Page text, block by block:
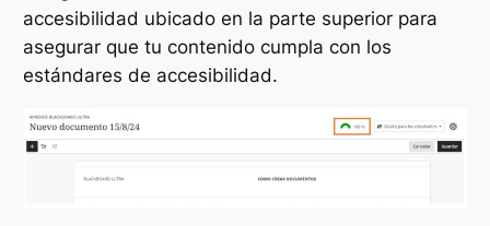
accesibilidad ubicado en la parte superior para
asegurar que tu contenido cumpla con los
estándares de accesibilidad.